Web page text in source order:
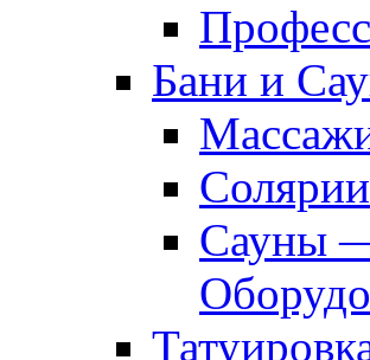
Бани и
Солярии
Сауны